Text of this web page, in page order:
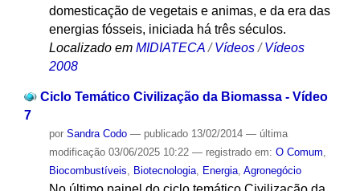
domesticação de vegetais e animas, e da era das
energias fósseis, iniciada há três séculos.
Localizado em MIDIATECA /Vídeos /Vídeos
2008
Ciclo Temático Civilização da Biomassa - Vídeo
7
por Sandra Codo — publicado13/02/2014 — última
modificação03/06/2025 10:22 — registrado em: O Comum,
Biocombustíveis, Biotecnologia, Energia, Agronegócio